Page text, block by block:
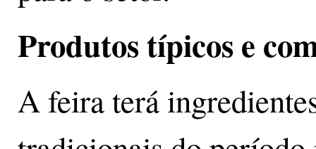
Produtos típicos e
A feira terá